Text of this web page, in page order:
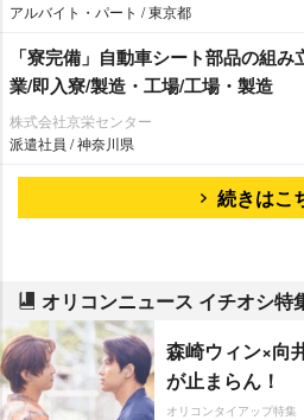
アルバイト・パート / 東京都
「寮完備」自動車シート部品の組
業/即入寮/製造・工場/工場・製造
株式会社京栄センター
派遣社員 / 神奈川県
続きはこ
オリコンニュース イチオシ特
森崎ウィン×向
が止まらん！
オリコンタイアップ特集